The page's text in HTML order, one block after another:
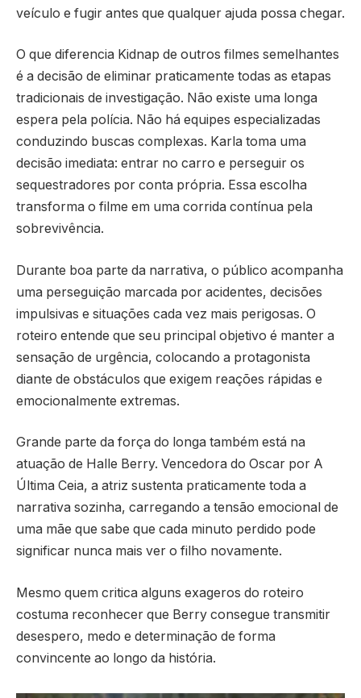
veículo e fugir antes que qualquer ajuda possa chegar.
O que diferencia Kidnap de outros filmes semelhantes
é a decisão de eliminar praticamente todas as etapas
tradicionais de investigação. Não existe uma longa
espera pela polícia. Não há equipes especializadas
conduzindo buscas complexas. Karla toma uma
decisão imediata: entrar no carro e perseguir os
sequestradores por conta própria. Essa escolha
transforma o filme em uma corrida contínua pela
sobrevivência.
Durante boa parte da narrativa, o público acompanha
uma perseguição marcada por acidentes, decisões
impulsivas e situações cada vez mais perigosas. O
roteiro entende que seu principal objetivo é manter a
sensação de urgência, colocando a protagonista
diante de obstáculos que exigem reações rápidas e
emocionalmente extremas.
Grande parte da força do longa também está na
atuação de Halle Berry. Vencedora do Oscar por A
Última Ceia, a atriz sustenta praticamente toda a
narrativa sozinha, carregando a tensão emocional de
uma mãe que sabe que cada minuto perdido pode
significar nunca mais ver o filho novamente.
Mesmo quem critica alguns exageros do roteiro
costuma reconhecer que Berry consegue transmitir
desespero, medo e determinação de forma
convincente ao longo da história.